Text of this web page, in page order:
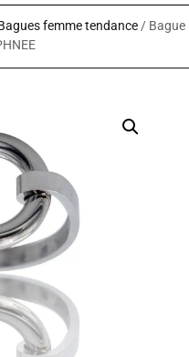
femme tendance/ Bague